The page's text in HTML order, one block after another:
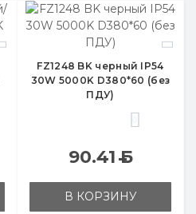
FZ1248 BK черный IP54
30W 5000K D380*60 (без
ПДУ)
90.41Б
В КОРЗИНУ